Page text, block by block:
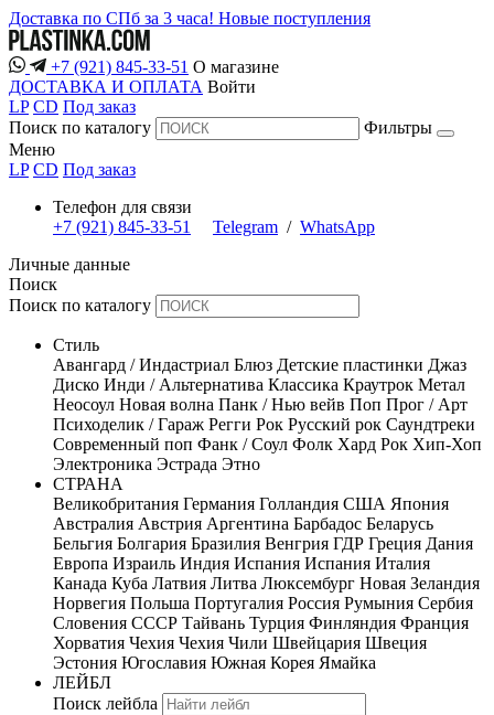
Доставка по СПб за 3 часа! Новые поступления
+7 (921) 845-33-51 О магазине
ДОСТАВКА И ОПЛАТА Войти
LP CD Под заказ
Поиск по каталогу
Фильтры
Меню
LP CD Под заказ
Телефон для связи
+7 (921) 845-33-51
Telegram / WhatsApp
Личные данные
Поиск
Поиск по каталогу
Стиль
Авангард / Индастриал Блюз Детские пластинки Джаз
Диско Инди / Альтернатива Классика Краутрок Метал
Неосоул Новая волна Панк / Нью вейв Поп Прог / Арт
Психоделик / Гараж Регги Рок Русский рок Саундтреки
Современный поп Фанк / Соул Фолк Хард Рок Хип-Хоп
Электроника Эстрада Этно
СТРАНА
Великобритания Германия Голландия США Япония
Австралия Австрия Аргентина Барбадос Беларусь
Бельгия Болгария Бразилия Венгрия ГДР Греция Дания
Европа Израиль Индия Испания Испания Италия
Канада Куба Латвия Литва Люксембург Новая Зеландия
Норвегия Польша Португалия Россия Румыния Сербия
Словения СССР Тайвань Турция Финляндия Франция
Хорватия Чехия Чехия Чили Швейцария Швеция
Эстония Югославия Южная Корея Ямайка
ЛЕЙБЛ
Поиск лейбла